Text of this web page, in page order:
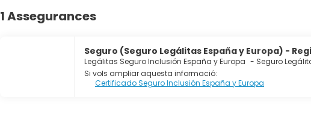
1 Assegurances
Seguro (Seguro Legálitas España y Europa) -
Legálitas Seguro Inclusión España y Europa - Seguro
Si vols ampliar aquesta informació:
Certificado Seguro Inclusión España y Europa